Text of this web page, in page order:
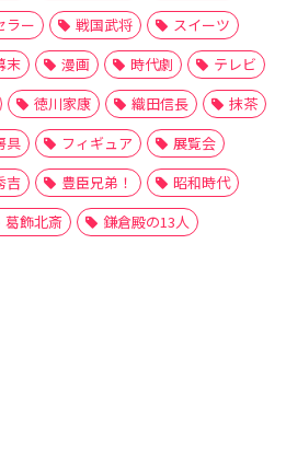
ラー 戦国武将
スイーツ
末 漫画 時代劇
テレビ
徳川家康 織田信長
抹茶
具 フィギュア
展覧会
吉 豊臣兄弟！
昭和時代
葛飾北斎 鎌倉殿の13人